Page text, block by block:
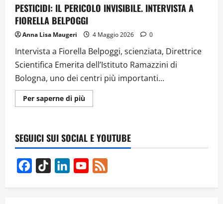
PESTICIDI: IL PERICOLO INVISIBILE. INTERVISTA A
FIORELLA BELPOGGI
Anna Lisa Maugeri 4 Maggio 2026 0
Intervista a Fiorella Belpoggi, scienziata, Direttrice
Scientifica Emerita dell’Istituto Ramazzini di
Bologna, uno dei centri più importanti...
Per saperne di piùUlteriori
informazioni
PERICOLO
INVISIBILE.
INTERVISTA
FIORELLA
BELPOGGI
SEGUICI SUI SOCIAL E YOUTUBE
Facebook
TikTok LinkedInYouTube